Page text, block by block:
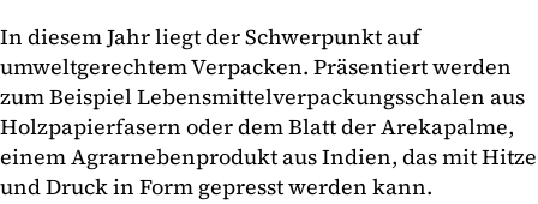
In diesem Jahr liegt der Schwerpunkt auf
umweltgerechtem Verpacken. Präsentiert werden
zum Beispiel Lebensmittelverpackungsschalen aus
Holzpapierfasern oder dem Blatt der Arekapalme,
einem Agrarnebenprodukt aus Indien, das mit Hitze
und Druck in Form gepresst werden kann.